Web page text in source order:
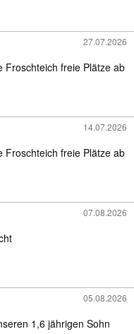
27.07.2026
freie Plätze ab
14.07.2026
freie Plätze ab
07.08.2026
05.08.2026
1,6 jährigen Sohn